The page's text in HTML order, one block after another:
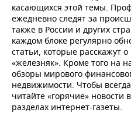
касающихся этой темы.
ежедневно следят за
также в России и других
каждом блоке регулярно
статьи, которые расскажут
«железняк». Кроме того на
обзоры мирового
недвижимости. Чтобы
читайте «горячие» новости
разделах интернет-газеты.